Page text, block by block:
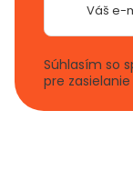
Súhlasím so
pre